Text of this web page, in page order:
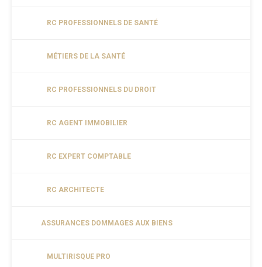
RC PROFESSIONNELS DE SANTÉ
MÉTIERS DE LA SANTÉ
RC PROFESSIONNELS DU DROIT
RC AGENT IMMOBILIER
RC EXPERT COMPTABLE
RC ARCHITECTE
ASSURANCES DOMMAGES AUX BIENS
MULTIRISQUE PRO